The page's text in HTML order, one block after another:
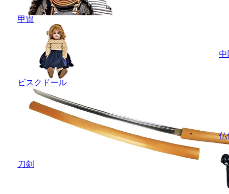
甲冑
ビスクドール
刀剣
中
仏